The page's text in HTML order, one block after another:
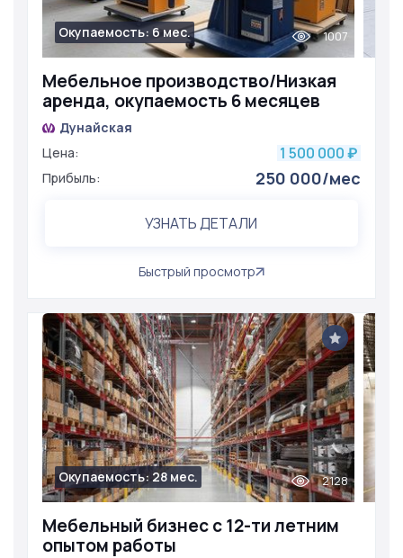
Мебельное производство/Низкая
аренда, окупаемость 6 месяцев
Окупаемость: 6 мес. 1007
Дунайская
Цена:
1 500 000 ₽
Прибыль: 250 000/мес
УЗНАТЬ ДЕТАЛИ
Быстрый просмотр
Мебельный бизнес с 12-ти летним
опытом работы
Окупаемость: 28 мес. 2128